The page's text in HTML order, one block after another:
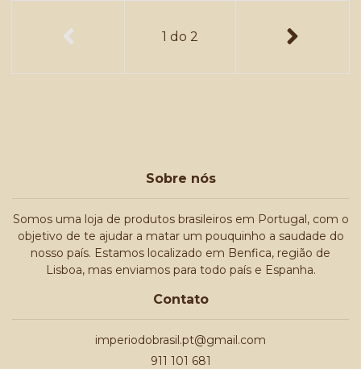
1 do 2
Sobre nós
Somos uma loja de produtos brasileiros em Portugal, com o
objetivo de te ajudar a matar um pouquinho a saudade do
nosso país. Estamos localizado em Benfica, região de
Lisboa, mas enviamos para todo país e Espanha.
Contato
imperiodobrasil.pt@gmail.com
911 101 681